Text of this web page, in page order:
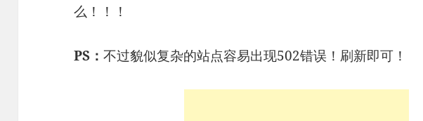
么！！！
PS：不过貌似复杂的站点容易出现502错误！刷新即可！